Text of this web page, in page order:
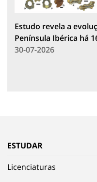
Estudo revela a
Península Ibérica há
30-07-2026
ESTUDAR
Licenciaturas